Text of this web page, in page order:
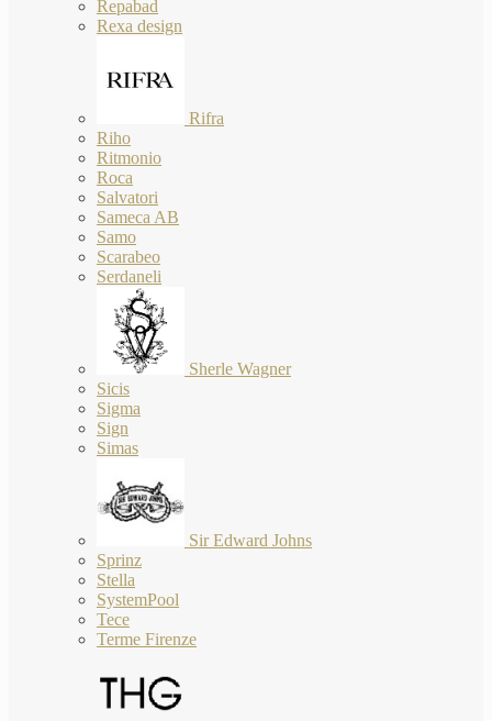
Repabad
Rexa design
Rifra
Riho
Ritmonio
Roca
Salvatori
Sameca AB
Samo
Scarabeo
Serdaneli
Sherle Wagner
Sicis
Sigma
Sign
Simas
Sir Edward Johns
Sprinz
Stella
SystemPool
Tece
Terme Firenze